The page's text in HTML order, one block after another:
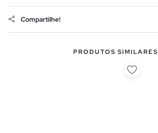
Compartilhe!
PRODUTOS SIMILARES